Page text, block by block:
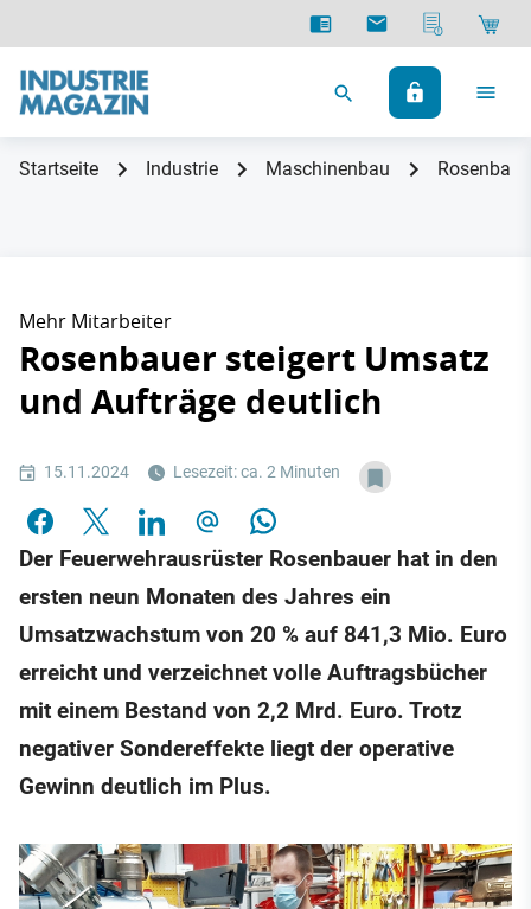
Startseite Industrie Maschinenbau
Mehr Mitarbeiter
Rosenbauer steigert Umsatz
und Aufträge deutlich
15.11.2024 Lesezeit: ca. 2 Minuten
Der Feuerwehrausrüster Rosenbauer hat in den
ersten neun Monaten des Jahres ein
Umsatzwachstum von 20 % auf 841,3 Mio. Euro
erreicht und verzeichnet volle Auftragsbücher
mit einem Bestand von 2,2 Mrd. Euro. Trotz
negativer Sondereffekte liegt der operative
Gewinn deutlich im Plus.